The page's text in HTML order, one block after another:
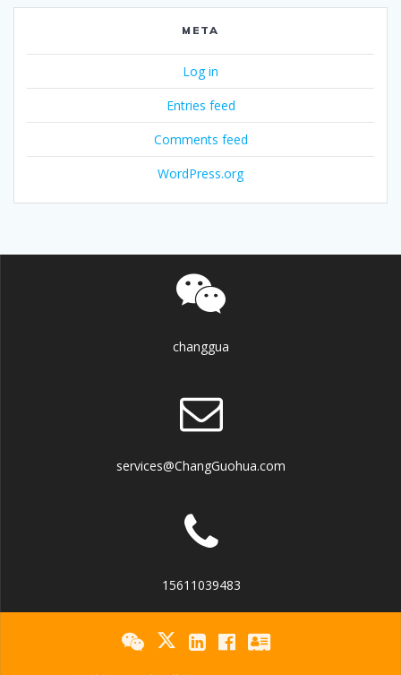
META
Log in
Entries feed
Comments feed
WordPress.org
changgua
services@ChangGuohua.com
15611039483